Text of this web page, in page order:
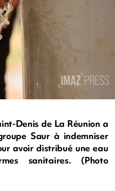
Denis de La Réunion a
Saur à indemniser
avoir distribué une eau
sanitaires. (Photo